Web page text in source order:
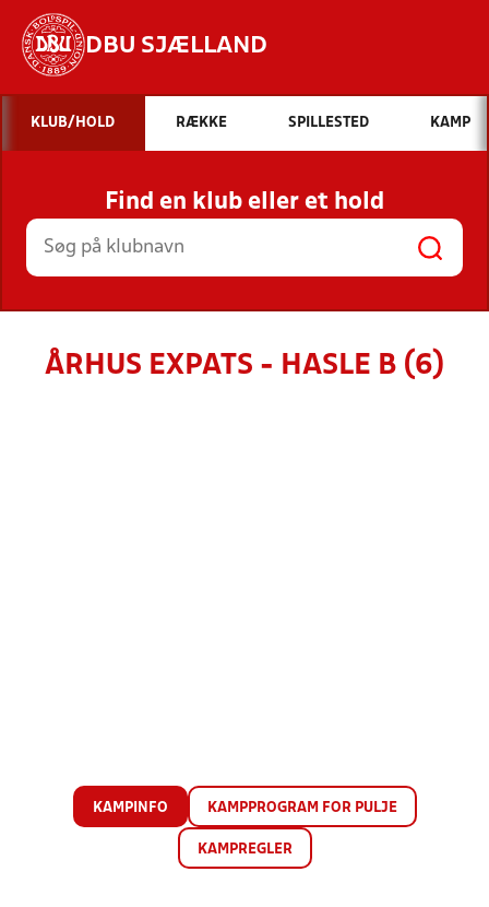
DBU SJÆLLAND
Hvad vil du søge efter?
INDHOLD OG NYHEDER
STILLINGER, RESULTATER, KLUBBER OG
HOLD
KLUB/HOLD RÆKKE SPILLESTED KAMP
Find en klub eller et hold
ÅRHUS EXPATS - HASLE B (6)
KAMPINFO KAMPPROGRAM FOR PULJE
KAMPREGLER